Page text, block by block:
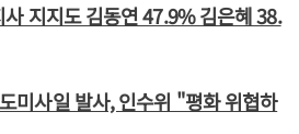
지지도 김동연 47.9% 김은혜 38.
미사일 발사, 인수위 "평화 위협하